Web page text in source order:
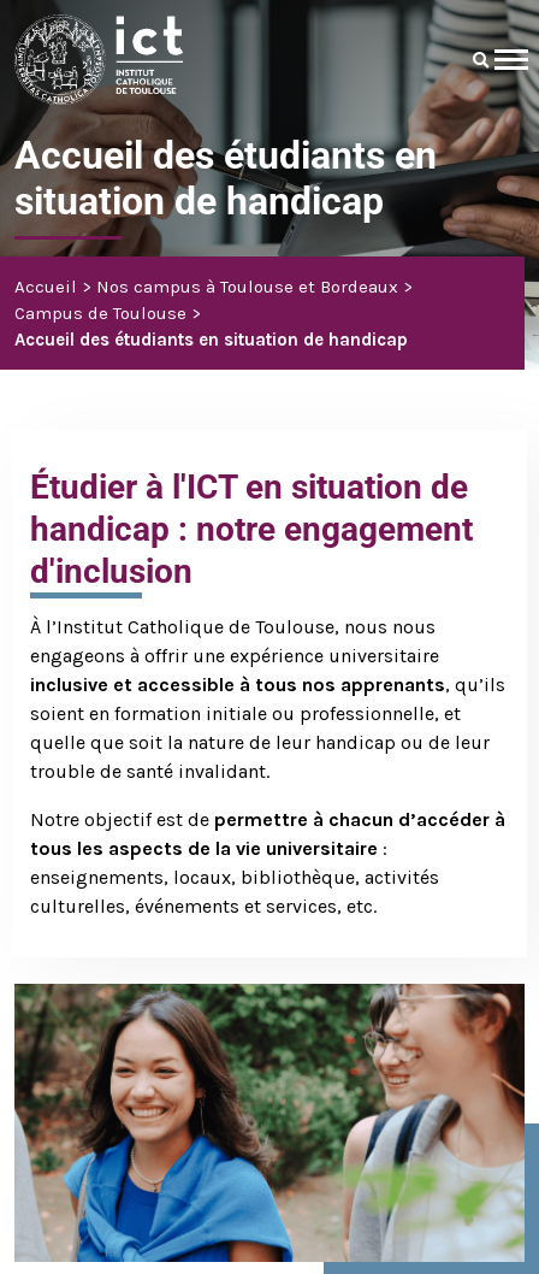
Accueil
Nos campus à Toulouse et Bordeaux
Campus de Toulouse
Accueil des étudiants en situation de handicap
Accueil des étudiants en
situation de handicap
Étudier à l'ICT en situation de
handicap : notre engagement
d'inclusion
À l’Institut Catholique de Toulouse, nous nous
engageons à offrir une expérience universitaire
inclusive et accessible à tous nos apprenants, qu’ils
soient en formation initiale ou professionnelle, et
quelle que soit la nature de leur handicap ou de leur
trouble de santé invalidant.
Notre objectif est de permettre à chacun d’accéder à
tous les aspects de la vie universitaire :
enseignements, locaux, bibliothèque, activités
culturelles, événements et services, etc.